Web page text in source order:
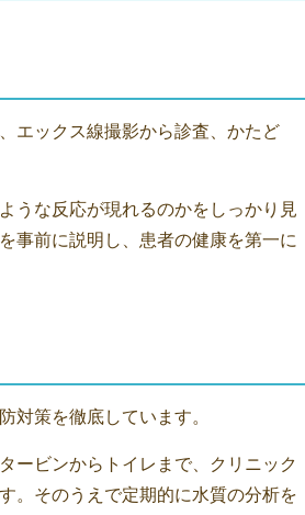
エックス線撮影から診査、かたど
うな反応が現れるのかをしっかり見
事前に説明し、患者の健康を第一に
対策を徹底しています。
ービンからトイレまで、クリニック
。そのうえで定期的に水質の分析を